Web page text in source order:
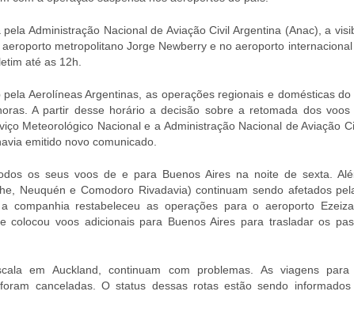
Administração Nacional de Aviação Civil Argentina (Anac), a
metropolitano Jorge Newberry e no aeroporto internacional
até as 12h.
Aerolíneas Argentinas, as operações regionais e domésticas
A partir desse horário a decisão sobre a retomada dos
Meteorológico Nacional e a Administração Nacional de Aviação
emitido novo comunicado.
os seus voos de e para Buenos Aires na noite de sexta.
Neuquén e Comodoro Rivadavia) continuam sendo afetados
companhia restabeleceu as operações para o aeroporto
colocou voos adicionais para Buenos Aires para trasladar os
em Auckland, continuam com problemas. As viagens
canceladas. O status dessas rotas estão sendo